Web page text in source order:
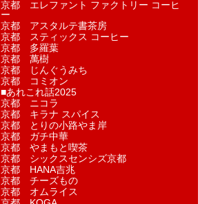
京都 エレファント ファクトリー コーヒ
ー
京都 アスタルテ書茶房
京都 スティックス コーヒー
京都 多羅葉
京都 萬樹
京都 じんぐうみち
京都 コミオン
■あれこれ話2025
京都 ニコラ
京都 キラナ スパイス
京都 とりの小路やま岸
京都 ガチ中華
京都 やまもと喫茶
京都 シックスセンシズ京都
京都 HANA吉兆
京都 チーズもの
京都 オムライス